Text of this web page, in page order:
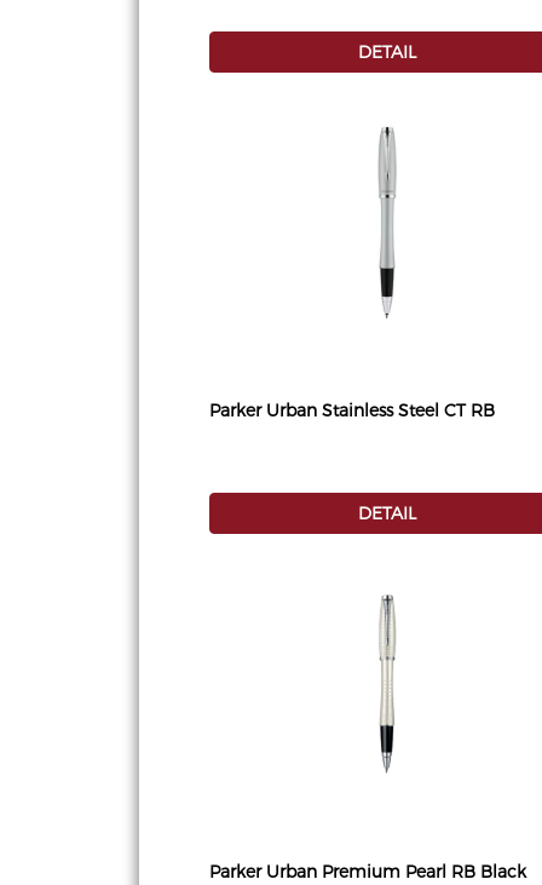
DETAIL
Parker Urban Stainless Steel CT RB
DETAIL
Parker Urban Premium Pearl RB Black